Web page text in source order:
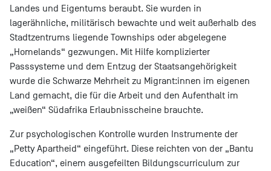
Landes und Eigentums beraubt. Sie wurden in
lagerähnliche, militärisch bewachte und weit außerhalb des
Stadtzentrums liegende Townships oder abgelegene
„Homelands“ gezwungen. Mit Hilfe komplizierter
Passsysteme und dem Entzug der Staatsangehörigkeit
wurde die Schwarze Mehrheit zu Migrant:innen im eigenen
Land gemacht, die für die Arbeit und den Aufenthalt im
„weißen“ Südafrika Erlaubnisscheine brauchte.
Zur psychologischen Kontrolle wurden Instrumente der
„Petty Apartheid“ eingeführt. Diese reichten von der „Bantu
Education“, einem ausgefeilten Bildungscurriculum zur